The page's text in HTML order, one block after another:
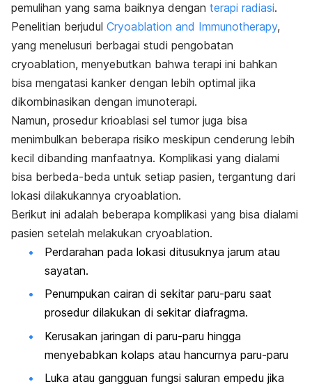
pemulihan yang sama baiknya dengan terapi radiasi.
Penelitian berjudul Cryoablation and Immunotherapy,
yang menelusuri berbagai studi pengobatan
cryoablation, menyebutkan bahwa terapi ini bahkan
bisa mengatasi kanker dengan lebih optimal jika
dikombinasikan dengan imunoterapi.
Namun, prosedur krioablasi sel tumor juga bisa
menimbulkan beberapa risiko meskipun cenderung lebih
kecil dibanding manfaatnya. Komplikasi yang dialami
bisa berbeda-beda untuk setiap pasien, tergantung dari
lokasi dilakukannya cryoablation.
Berikut ini adalah beberapa komplikasi yang bisa dialami
pasien setelah melakukan cryoablation.
Perdarahan pada lokasi ditusuknya jarum atau
sayatan.
Penumpukan cairan di sekitar paru-paru saat
prosedur dilakukan di sekitar diafragma.
Kerusakan jaringan di paru-paru hingga
menyebabkan kolaps atau hancurnya paru-paru
Luka atau gangguan fungsi saluran empedu jika